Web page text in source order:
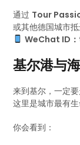
通过 Tour
或其他德国城市
WeChat ID
基尔港与
来到基尔，一定
这里是城市最有生
你会看到：